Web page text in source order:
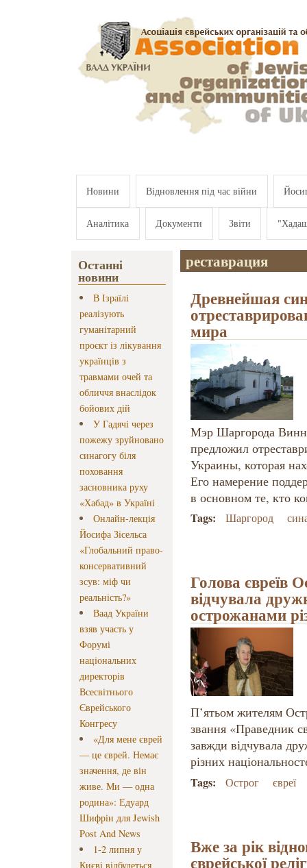
Новини Відновлення під час війни
Аналітика Документи Звіти
Останні
новини
В Ізраїлі
реалізують
гуманітарний
проєкт із лікування
українців з
травмами очей та
обличчя внаслідок
бойових дій
У Гадячі через
пожежу зруйновано
синагогу біля
поховання
засновника руху
«Хабад» в Україні
Онлайн-лекція
Йосифа Зісельса
«Глобальний право-
консервативний
зсув: міф чи
реальність?»
Ваад України
взяв участь у
Форумі
національних
директорів
Всесвітнього
Єврейського
Конгресу
«Для мене єврей
— це єврей. Немає
значення, де він
живе. Ми — одна
родина»: Едуард
Шифрін для Jewish
Post And News
1-2 липня у
Києві відбудеться
реставрация
Древнейшая
мира
Мэр Шаргорода
предложил
Украины, которая
Его намерение
в основном те, кто
Tags: Шаргород
Голова євреїв
відчувала
острожанами
П’ятьом жителям
звання «Праведник
завжди відчувала
різних
Tags: Острог євреї
Вже за рік
єврейської